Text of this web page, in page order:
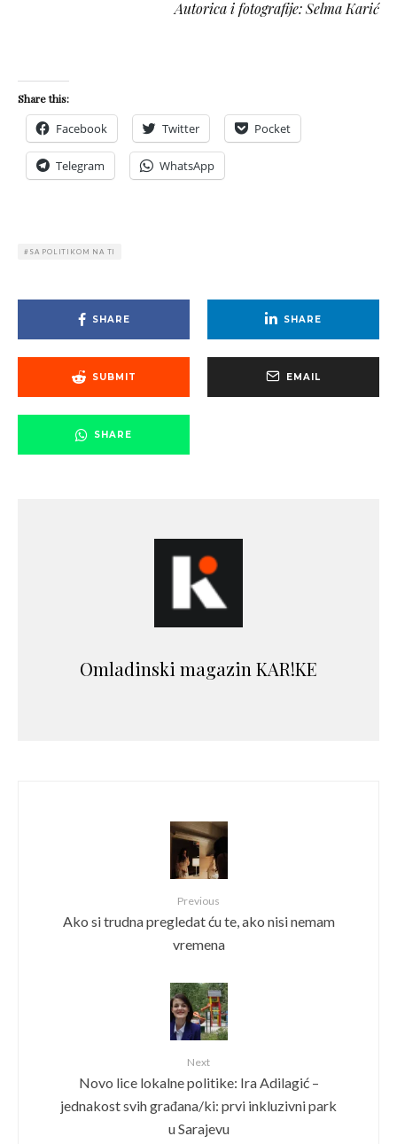
Autorica i fotografije: Selma Karić
Share this:
Facebook Twitter Pocket
Telegram WhatsApp
SA POLITIKOM NA TI
SHARE SHARE
SUBMIT EMAIL
SHARE
Omladinski magazin KAR!KE
Previous
Ako si trudna pregledat ću te, ako nisi nemam
vremena
Next
Novo lice lokalne politike: Ira Adilagić –
jednakost svih građana/ki: prvi inkluzivni park
u Sarajevu